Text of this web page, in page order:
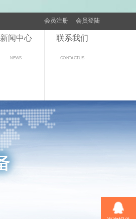
会员注册 会员登陆
NEWS
新闻中心
CONTACTUS
联系我们